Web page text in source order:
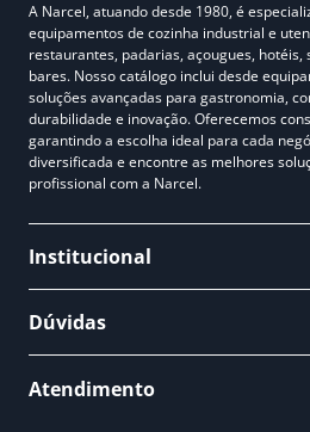
A Narcel, atuando desde 1980, é
equipamentos de cozinha industrial e
restaurantes, padarias, açougues,
bares. Nosso catálogo inclui desde
soluções avançadas para gastronomia,
durabilidade e inovação. Oferecemos
garantindo a escolha ideal para cada
diversificada e encontre as melhores
profissional com a Narcel.
Institucional
Fale conosco
Dúvidas
Atendimento